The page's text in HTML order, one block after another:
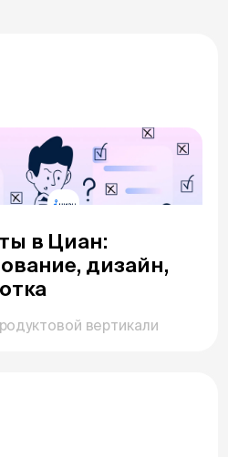
в Циан:
дизайн,
вертикали